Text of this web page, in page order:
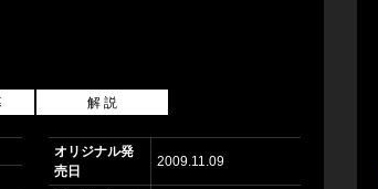
解 説
オリジナル発
売日
2009.11.09